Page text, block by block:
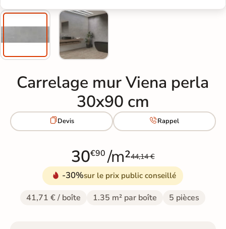
Carrelage mur Viena perla
30x90 cm
Devis Rappel
30€90 /m²44,14 €
-30%sur le prix public conseillé
41,71 € / boîte 1.35 m² par boîte 5 pièces